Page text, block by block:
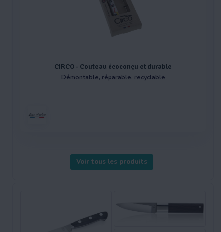
CIRCO - Couteau écoconçu et durable
Démontable, réparable, recyclable
Voir tous les produits